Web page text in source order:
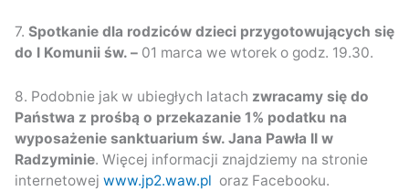
7. Spotkanie dla rodziców dzieci przygotowujących się
do I Komunii św. – 01 marca we wtorek o godz. 19.30.
8. Podobnie jak w ubiegłych latach zwracamy się do
Państwa z prośbą o przekazanie 1% podatku na
wyposażenie sanktuarium św. Jana Pawła II w
Radzyminie. Więcej informacji znajdziemy na stronie
internetowej www.jp2.waw.pl oraz Facebooku.